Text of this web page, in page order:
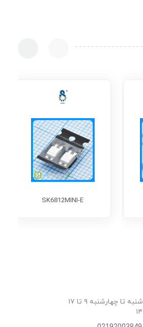
SK6812MINI-E
شنبه تا چهارشنبه ۹ تا ۱۷